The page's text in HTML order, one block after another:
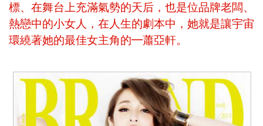
標、在舞台上充滿氣勢的天后，也是位品牌老闆、
熱戀中的小女人，在人生的劇本中，她就是讓宇宙
環繞著她的最佳女主角的━蕭亞軒。